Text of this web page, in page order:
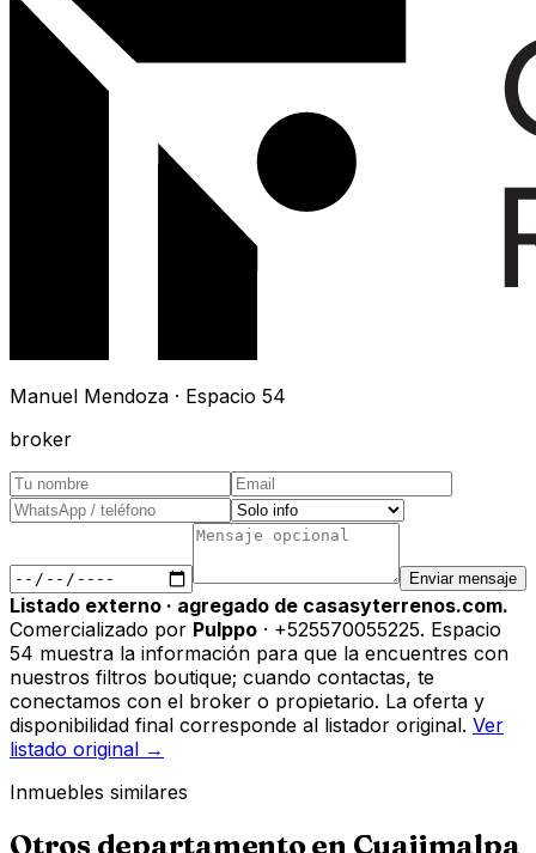
Manuel Mendoza · Espacio 54
broker
Enviar mensaje
Listado externo · agregado de casasyterrenos.com.
Comercializado por Pulppo · +525570055225. Espacio
54 muestra la información para que la encuentres con
nuestros filtros boutique; cuando contactas, te
conectamos con el broker o propietario. La oferta y
disponibilidad final corresponde al listador original. Ver
listado original →
Inmuebles similares
Otros departamentoen Cuajimalpa